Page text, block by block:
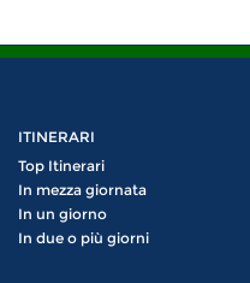
ITINERARI
Top Itinerari
In mezza giornata
In un giorno
In due o più giorni